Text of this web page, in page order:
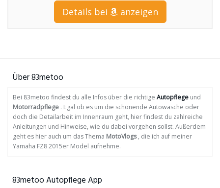
Details bei anzeigen
Über 83metoo
Bei 83metoo findest du alle Infos über die richtige Autopflege und
Motorradpflege . Egal ob es um die schonende Autowäsche oder
doch die Detailarbeit im Innenraum geht, hier findest du zahlreiche
Anleitungen und Hinweise, wie du dabei vorgehen sollst. Außerdem
geht es hier auch um das Thema MotoVlogs, die ich auf meiner
Yamaha FZ8 2015er Model aufnehme.
83metoo Autopflege App